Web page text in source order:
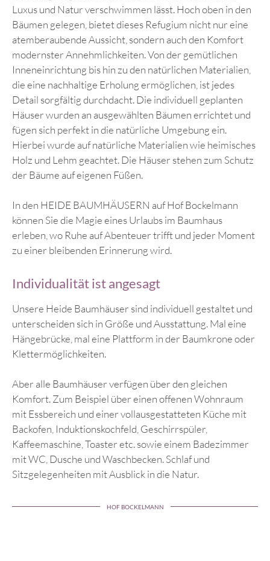
Luxus und Natur verschwimmen lässt. Hoch oben in den
Bäumen gelegen, bietet dieses Refugium nicht nur eine
atemberaubende Aussicht, sondern auch den Komfort
modernster Annehmlichkeiten. Von der gemütlichen
Inneneinrichtung bis hin zu den natürlichen Materialien,
die eine nachhaltige Erholung ermöglichen, ist jedes
Detail sorgfältig durchdacht. Die individuell geplanten
Häuser wurden an ausgewählten Bäumen errichtet und
fügen sich perfekt in die natürliche Umgebung ein.
Hierbei wurde auf natürliche Materialien wie heimisches
Holz und Lehm geachtet. Die Häuser stehen zum Schutz
der Bäume auf eigenen Füßen.
In den HEIDE BAUMHÄUSERN auf Hof Bockelmann
können Sie die Magie eines Urlaubs im Baumhaus
erleben, wo Ruhe auf Abenteuer trifft und jeder Moment
zu einer bleibenden Erinnerung wird.
Individualität ist angesagt
Unsere Heide Baumhäuser sind individuell gestaltet und
unterscheiden sich in Größe und Ausstattung. Mal eine
Hängebrücke, mal eine Plattform in der Baumkrone oder
Klettermöglichkeiten.
Aber alle Baumhäuser verfügen über den gleichen
Komfort. Zum Beispiel über einen offenen Wohnraum
mit Essbereich und einer vollausgestatteten Küche mit
Backofen, Induktionskochfeld, Geschirrspüler,
Kaffeemaschine, Toaster etc. sowie einem Badezimmer
mit WC, Dusche und Waschbecken. Schlaf und
Sitzgelegenheiten mit Ausblick in die Natur.
HOF BOCKELMANN